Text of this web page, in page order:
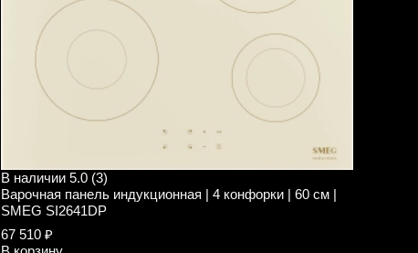
В наличии 5.0 (3)
Варочная панель индукционная | 4 конфорки | 60 см |
SMEG SI2641DP
67 510 ₽